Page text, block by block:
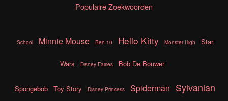
Populaire Zoekwoorden
School Minnie Mouse Ben 10 Hello Kitty Monster High Star
Wars Disney Fairies Bob De Bouwer
Spongebob Toy Story Disney Princess Spiderman Sylvanian